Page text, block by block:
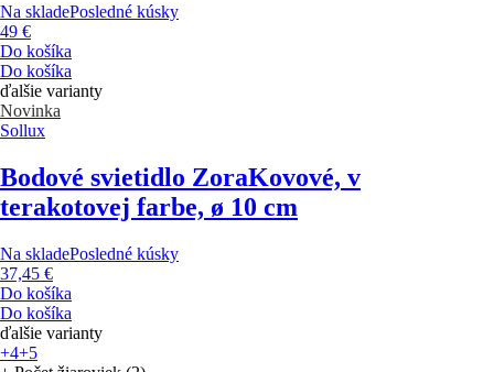
Na skladePosledné kúsky
49 €
Do košíka
Do košíka
ďalšie varianty
Novinka
Sollux
Bodové svietidlo ZoraKovové, v
terakotovej farbe, ø 10 cm
Na skladePosledné kúsky
37,45 €
Do košíka
Do košíka
ďalšie varianty
+4+5